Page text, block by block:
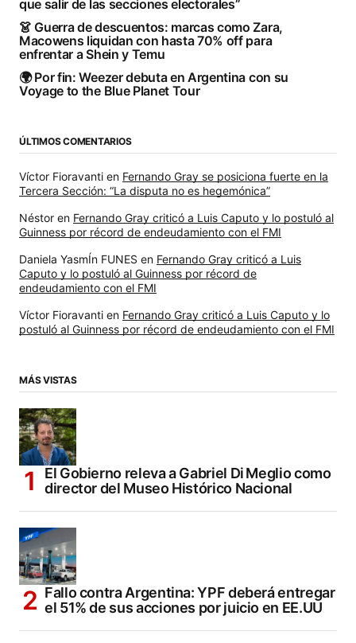
que salir de las secciones electorales”
👗 Guerra de descuentos: marcas como Zara,
Macowens liquidan con hasta 70% off para
enfrentar a Shein y Temu
🌍 Por fin: Weezer debuta en Argentina con su
Voyage to the Blue Planet Tour
ÚLTIMOS COMENTARIOS
Víctor Fioravanti en Fernando Gray se posiciona fuerte en la
Tercera Sección: “La disputa no es hegemónica”
Néstor en Fernando Gray criticó a Luis Caputo y lo postuló al
Guinness por récord de endeudamiento con el FMI
Daniela YasmÍn FUNES en Fernando Gray criticó a Luis
Caputo y lo postuló al Guinness por récord de
endeudamiento con el FMI
Víctor Fioravanti en Fernando Gray criticó a Luis Caputo y lo
postuló al Guinness por récord de endeudamiento con el FMI
MÁS VISTAS
El Gobierno releva a Gabriel Di Meglio como
director del Museo Histórico Nacional
Fallo contra Argentina: YPF deberá entregar
el 51% de sus acciones por juicio en EE.UU